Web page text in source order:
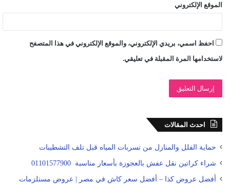
الموقع الإلكتروني
احفظ اسمي، بريدي الإلكتروني، والموقع الإلكتروني في هذا المتصفح
لاستخدامها المرة المقبلة في تعليقي.
احدث المقالات
حماية الفلل والمنازل من تسربات المياه قبل تلف التشطيبات
شراء كراتين نقل عفش بالعجوزة بأسعار مناسبة 01101577900
أفضل عروض كذا – أفضل سعر كاش في مصر | عروض مستلزمات